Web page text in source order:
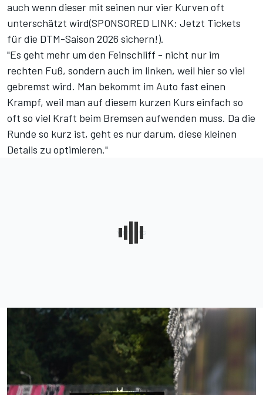
auch wenn dieser mit seinen nur vier Kurven oft
unterschätzt wird(SPONSORED LINK: Jetzt Tickets
für die DTM-Saison 2026 sichern!).
"Es geht mehr um den Feinschliff - nicht nur im
rechten Fuß, sondern auch im linken, weil hier so viel
gebremst wird. Man bekommt im Auto fast einen
Krampf, weil man auf diesem kurzen Kurs einfach so
oft so viel Kraft beim Bremsen aufwenden muss. Da die
Runde so kurz ist, geht es nur darum, diese kleinen
Details zu optimieren."